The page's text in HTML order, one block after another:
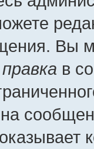
Вы
правка в
на